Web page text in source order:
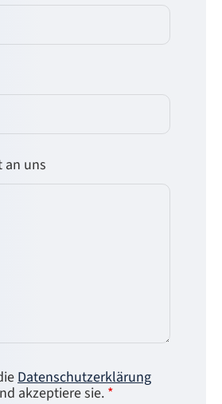
an uns
Datenschutzerklärung
akzeptiere sie. *